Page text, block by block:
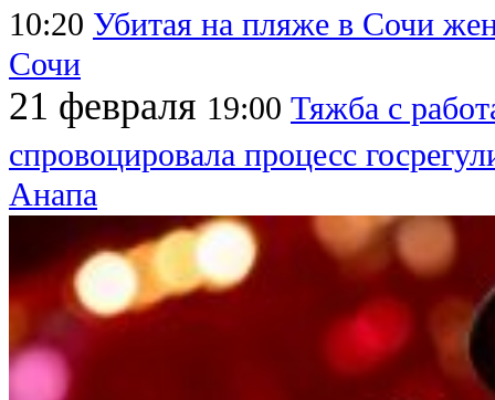
10:20 Убитая на пляже в Сочи
Сочи
21 февраля 19:00 Тяжба с
спровоцировала процесс
Анапа